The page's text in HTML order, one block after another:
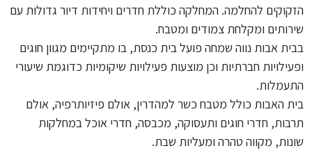
הזקוקים להחלמה. המחלקה כוללת חדרים ויחידות דיור גדולות עם
שירותים ומקלחת צמודים ומטבח.
בבית אבות נווה שמחה פועל בית כנסת, בו מתקיימים מגוון חוגים
ופעילויות חברתיות וכן מוצעות פעילויות שיקומיות כדוגמת שיעורי
התעמלות.
בית האבות כולל מטבח כשר למהדרין, אולם פיזיותרפיה, אולם
תרבות, חדרי חוגים ותעסוקה, מכבסה, חדרי אוכל במחלקות
שונות, מקווה טהרה ומעליות שבת.